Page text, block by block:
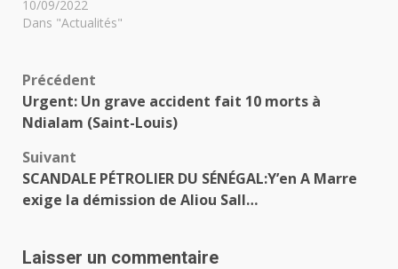
10/09/2022
Dans "Actualités"
Navigation
d’article
Précédent
Urgent: Un grave accident fait 10 morts à
Ndialam (Saint-Louis)
Suivant
SCANDALE PÉTROLIER DU SÉNÉGAL:Y’en A Marre
exige la démission de Aliou Sall…
Laisser un commentaire